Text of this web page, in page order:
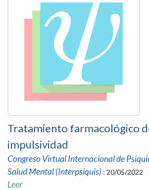
Tratamiento farmacológico
impulsividad
Congreso Virtual Internacional de
Salud Mental (Interpsiquis) : 20/05/2022
Leer